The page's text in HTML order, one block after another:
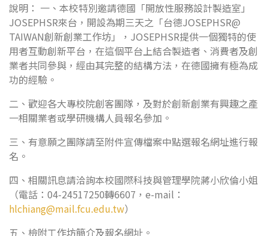
說明： 一、本校特別邀請德國「開放性服務設計製造室」
JOSEPHSR來台，開設為期三天之「台德JOSEPHSR@
TAIWAN創新創業工作坊」，JOSEPHSR提供一個獨特的使
用者互動創新平台，在這個平台上結合製造者、消費者及創
業者共同參與，經由其完整的結構方法，在德國擁有極為成
功的經驗。
二、歡迎各大專校院創客團隊，及對於創新創業有興趣之產
一相關業者或學研機構人員報名參加。
三、有意願之團隊請至附件宣傳檔案中點選報名網址進行報
名。
四、相關訊息請洽詢本校國際科技與管理學院蔣小欣倫小姐
（電話：04-24517250轉6607，e-mail：
hlchiang@mail.fcu.edu.tw）
五、檢附工作坊簡介及報名網址。